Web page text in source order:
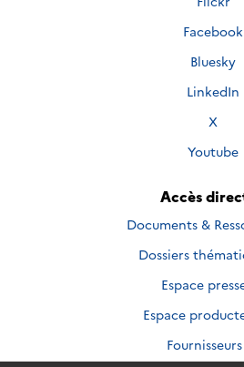
sur
Nous
sur
Facebook
Nous
sur
Bluesky
Nous
LinkedIn
Nous
sur
X
Nous
sur
Youtube
Accès
Documents &
Dossiers
Espace
Espace
Fournisseurs